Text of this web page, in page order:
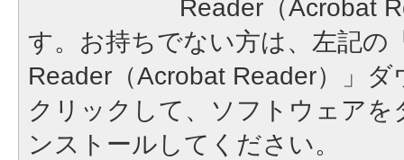
Reader（Acrobat
す。お持ちでない方は、左記の
Reader（Acrobat Reader）」
クリックして、ソフトウェア
ンストールしてください。